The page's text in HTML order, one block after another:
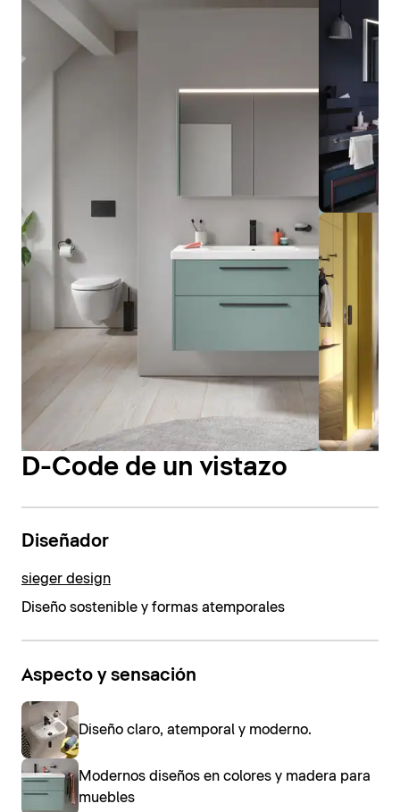
D-Code de un vistazo
Diseñador
sieger design
Diseño sostenible y formas atemporales
Aspecto y sensación
Diseño claro, atemporal y moderno.
Modernos diseños en colores y madera para
muebles